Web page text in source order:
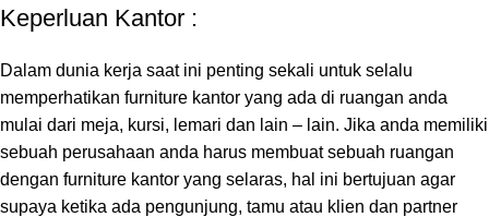
Keperluan Kantor :
Dalam dunia kerja saat ini penting sekali untuk selalu
memperhatikan furniture kantor yang ada di ruangan anda
mulai dari meja, kursi, lemari dan lain – lain. Jika anda memiliki
sebuah perusahaan anda harus membuat sebuah ruangan
dengan furniture kantor yang selaras, hal ini bertujuan agar
supaya ketika ada pengunjung, tamu atau klien dan partner